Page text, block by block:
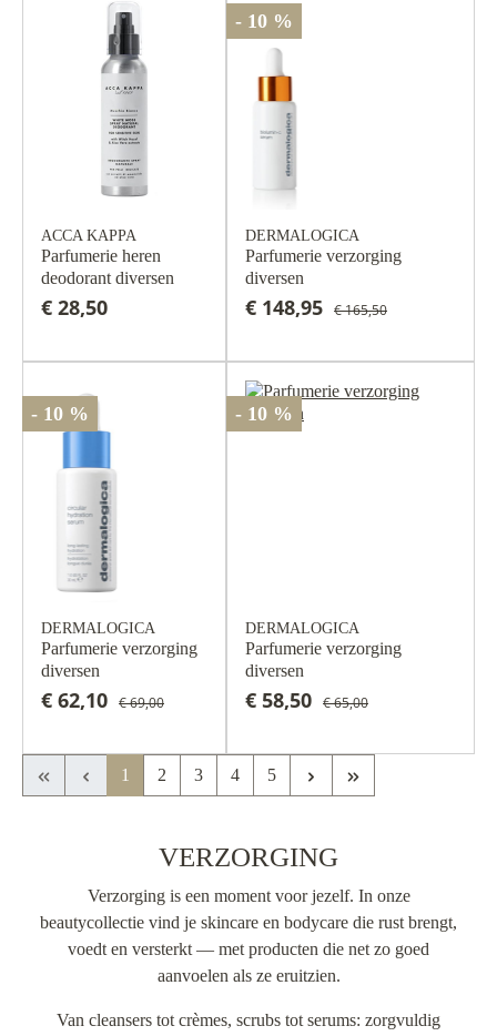
ACCA KAPPA
Parfumerie heren
deodorant diversen
€ 28,50
- 10 %
DERMALOGICA
Parfumerie verzorging
diversen
€ 148,95 € 165,50
- 10 %
DERMALOGICA
Parfumerie verzorging
diversen
€ 62,10 € 69,00
- 10 %
DERMALOGICA
Parfumerie verzorging
diversen
€ 58,50 € 65,00
Eerste paginaVorige pagina
1 2 3 4 5 Volgende pagina
Laatste pagina
VERZORGING
Verzorging is een moment voor jezelf. In onze
beautycollectie vind je skincare en bodycare die rust brengt,
voedt en versterkt — met producten die net zo goed
aanvoelen als ze eruitzien.
Van cleansers tot crèmes, scrubs tot serums: zorgvuldig